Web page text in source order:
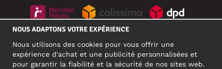
NOUS ADAPTONS VOTRE EXPÉRIENCE
Nous utilisons des cookies pour vous offrir une
expérience d'achat et une publicité personnalisées et
pour garantir la fiabilité et la sécurité de nos sites web.